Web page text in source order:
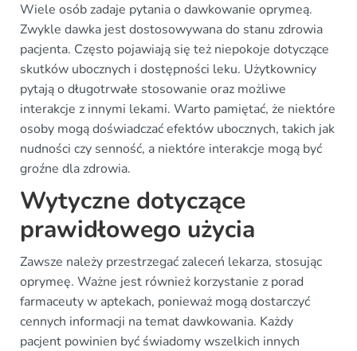
Wiele osób zadaje pytania o dawkowanie oprymeą.
Zwykle dawka jest dostosowywana do stanu zdrowia
pacjenta. Często pojawiają się też niepokoje dotyczące
skutków ubocznych i dostępności leku. Użytkownicy
pytają o długotrwałe stosowanie oraz możliwe
interakcje z innymi lekami. Warto pamiętać, że niektóre
osoby mogą doświadczać efektów ubocznych, takich jak
nudności czy senność, a niektóre interakcje mogą być
groźne dla zdrowia.
Wytyczne dotyczące
prawidłowego użycia
Zawsze należy przestrzegać zaleceń lekarza, stosując
oprymeę. Ważne jest również korzystanie z porad
farmaceuty w aptekach, ponieważ mogą dostarczyć
cennych informacji na temat dawkowania. Każdy
pacjent powinien być świadomy wszelkich innych